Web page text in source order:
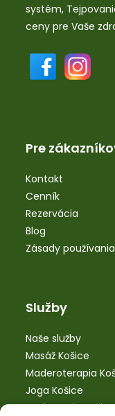
systém,
ceny pre Vaše
Pre
Kontakt
Cenník
Rezervácia
Blog
Zásady
Služby
Naše služby
Masáž Košice
Maderoterapia
Joga Košice
Bankovanie Košice